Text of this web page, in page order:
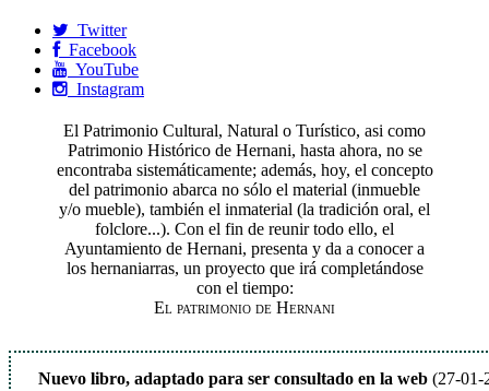
Twitter
Facebook
YouTube
Instagram
El Patrimonio Cultural, Natural o Turístico, asi como
Patrimonio Histórico de Hernani, hasta ahora, no se
encontraba sistemáticamente; además, hoy, el concepto
del patrimonio abarca no sólo el material (inmueble
y/o mueble), también el inmaterial (la tradición oral, el
folclore...). Con el fin de reunir todo ello, el
Ayuntamiento de Hernani, presenta y da a conocer a
los hernaniarras, un proyecto que irá completándose
con el tiempo:
El patrimonio de Hernani
Nuevo libro, adaptado para ser consultado en la web (27-01-